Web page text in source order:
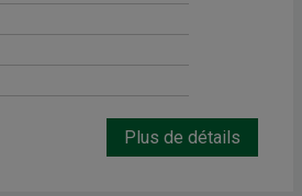
Plus de détails